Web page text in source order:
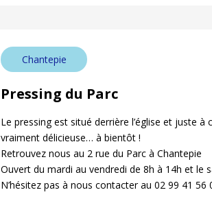
Chantepie
Pressing du Parc
Le pressing est situé derrière l’église et juste à
vraiment délicieuse… à bientôt !
Retrouvez nous au 2 rue du Parc à Chantepie
Ouvert du mardi au vendredi de 8h à 14h et le
N’hésitez pas à nous contacter au 02 99 41 56